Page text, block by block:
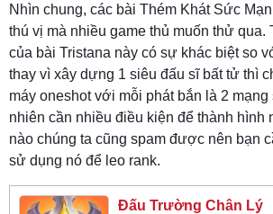
Nhìn chung, các bài Thém Khát Sức
thú vị mà nhiều game thủ muốn thử qua.
của bài Tristana này có sự khác biệt so
thay vì xây dựng 1 siêu đấu sĩ bất tử thì
máy oneshot với mỗi phát bắn là 2 mạng
nhiên cần nhiều điều kiện để thành hình
nào chúng ta cũng spam được nên bạn
sử dụng nó để leo rank.
Đấu Trường Chân Lý